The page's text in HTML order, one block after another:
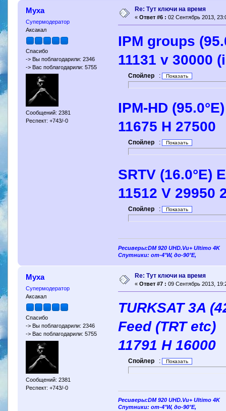
Муха
Супермодератор
Аксакал
Спасибо
-> Вы поблагодарили: 2346
-> Вас поблагодарили: 5755
Сообщений: 2381
Респект: +743/-0
Re: Тут ключи на время
« Ответ #6 : 02 Сентябрь 2013,
IPM groups
11131 v 30000
Спойлер :
IPM-HD
11675 H 27500
Спойлер :
SRTV (16.0°E)
11512 V 29950
Спойлер :
Ресиверы:DM 920 UHD.Vu+ Ultimo 4K
Спутники: от-4°W, до-90°E,
Муха
Супермодератор
Аксакал
Спасибо
-> Вы поблагодарили: 2346
-> Вас поблагодарили: 5755
Сообщений: 2381
Респект: +743/-0
Re: Тут ключи на время
« Ответ #7 : 09 Сентябрь 2013,
TURKSAT 3A
Feed (TRT etc)
11791 H 16000
Спойлер :
Ресиверы:DM 920 UHD.Vu+ Ultimo 4K
Спутники: от-4°W, до-90°E,